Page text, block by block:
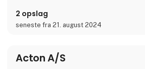
fordyrende mellemled, hvor vi bruger
ingeniører (23 af slagsen),
2 opslag
seneste fra 21. august 2024
Acton A/S